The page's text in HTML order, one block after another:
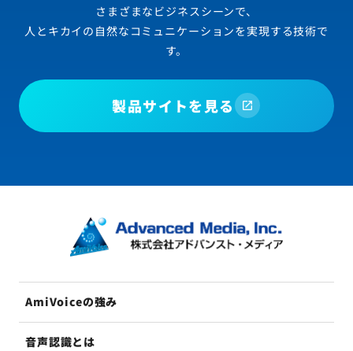
さまざまなビジネスシーンで、
人とキカイの自然なコミュニケーションを実現する技術で
す。
製品サイトを見る
AmiVoiceの強み
音声認識とは